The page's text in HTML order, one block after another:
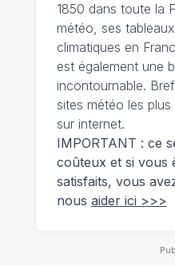
1850 dans toute la
météo, ses
climatiques en
est également une
incontournable.
sites météo les
sur internet.
IMPORTANT : ce
coûteux et si vous
satisfaits, vous
nous aider ici >>>